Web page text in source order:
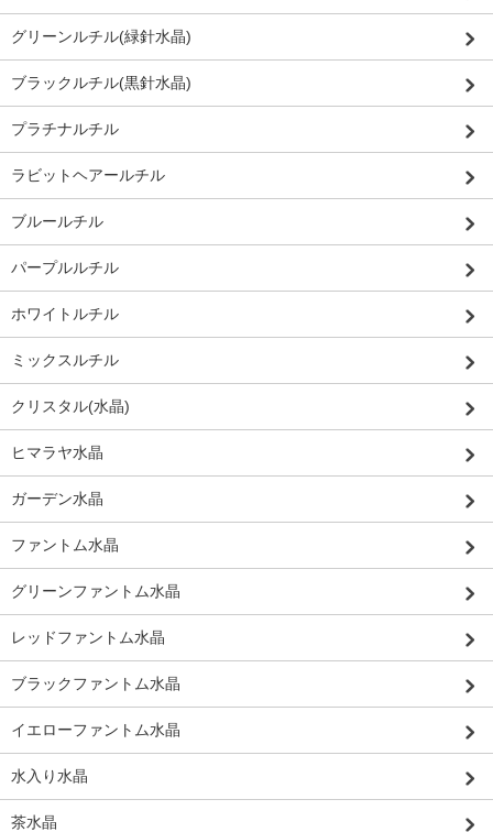
グリーンルチル(緑針水晶)
ブラックルチル(黒針水晶)
プラチナルチル
ラビットヘアールチル
ブルールチル
パープルルチル
ホワイトルチル
ミックスルチル
クリスタル(水晶)
ヒマラヤ水晶
ガーデン水晶
ファントム水晶
グリーンファントム水晶
レッドファントム水晶
ブラックファントム水晶
イエローファントム水晶
水入り水晶
茶水晶